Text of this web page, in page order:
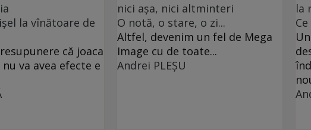
la vînătoare de
că joaca
va avea efecte e
nici așa, nici altminteri
O notă, o stare, o zi...
Altfel, devenim un fel de Mega
Image cu de toate...
Andrei PLEŞU
la